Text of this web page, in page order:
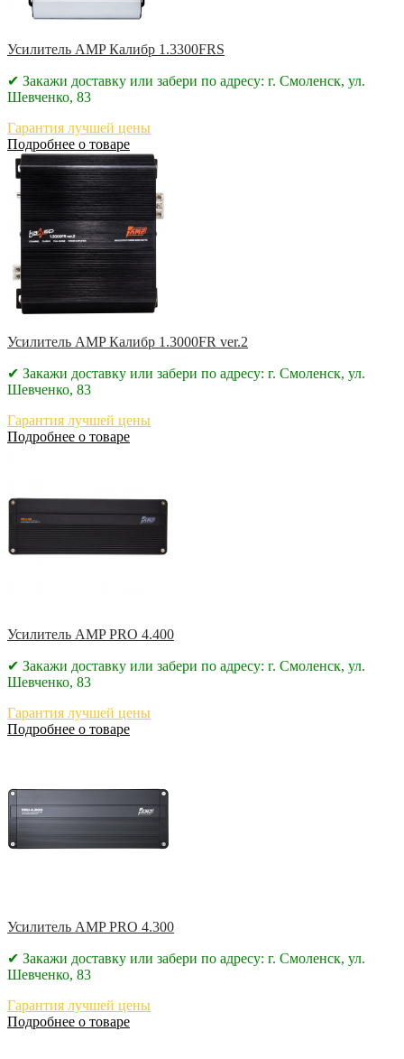
Усилитель AMP Калибр 1.3300FRS
✔ Закажи доставку или забери по адресу: г. Смоленск, ул.
Шевченко, 83
Гарантия лучшей цены
Подробнее о товаре
Усилитель AMP Калибр 1.3000FR ver.2
✔ Закажи доставку или забери по адресу: г. Смоленск, ул.
Шевченко, 83
Гарантия лучшей цены
Подробнее о товаре
Усилитель AMP PRO 4.400
✔ Закажи доставку или забери по адресу: г. Смоленск, ул.
Шевченко, 83
Гарантия лучшей цены
Подробнее о товаре
Усилитель AMP PRO 4.300
✔ Закажи доставку или забери по адресу: г. Смоленск, ул.
Шевченко, 83
Гарантия лучшей цены
Подробнее о товаре